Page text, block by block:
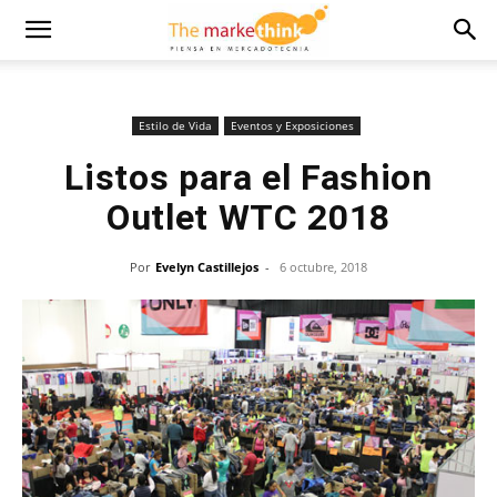
Estilo de Vida Eventos y Exposiciones
Listos para el Fashion
Outlet WTC 2018
Por Evelyn Castillejos - 6 octubre, 2018